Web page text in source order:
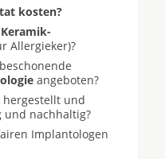
kosten?
Allergieker)?
angeboten?
hergestellt und
und nachhaltig?
Implantologen